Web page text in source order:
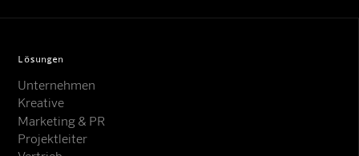
Lösungen
Unternehmen
Kreative
Marketing & PR
Projektleiter